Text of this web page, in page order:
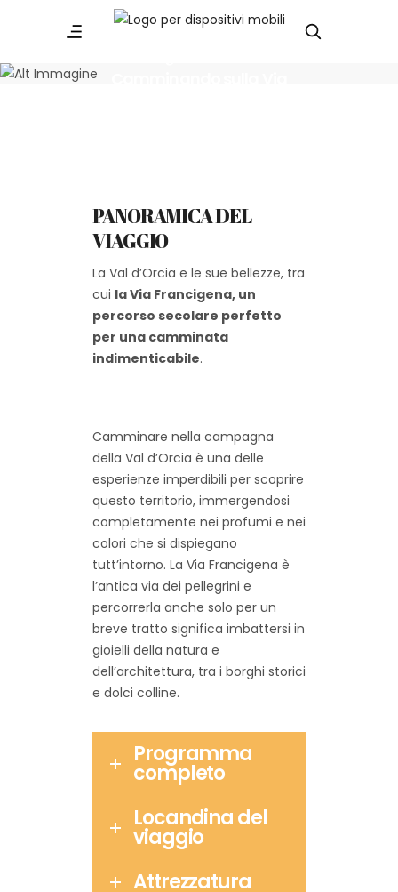
PANORAMICA DEL
VIAGGIO
La Val d’Orcia e le sue bellezze, tra
cui la Via Francigena, un
percorso secolare perfetto
per una camminata
indimenticabile.
Camminare nella campagna
della Val d’Orcia è una delle
esperienze imperdibili per scoprire
questo territorio, immergendosi
completamente nei profumi e nei
colori che si dispiegano
tutt’intorno. La Via Francigena è
l’antica via dei pellegrini e
percorrerla anche solo per un
breve tratto significa imbattersi in
gioielli della natura e
dell’architettura, tra i borghi storici
e dolci colline.
Programma
completo
Locandina del
viaggio
Attrezzatura